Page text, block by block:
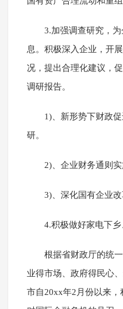
3.加强调查研究，
息。积极深入企业，开
况，提出合理化建议，
调研报告。
1)、新形势下财政
研。
2)、企业财务通则实
3)、深化国有企业改
4.积极做好家电下乡
根据省财政厅的统
业得市场、政府得民心
市自20xx年2月份以来